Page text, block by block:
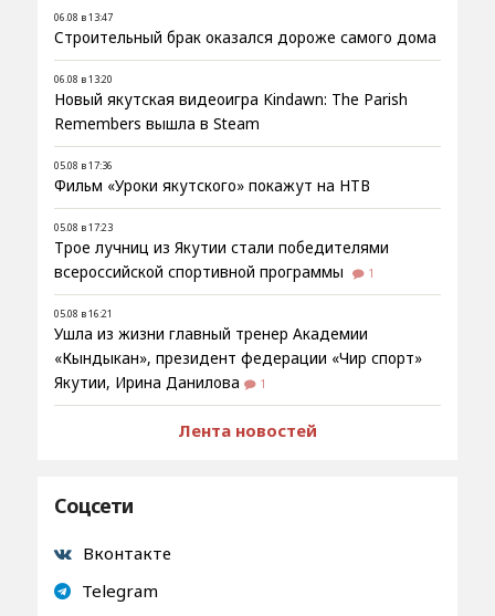
06.08 в 13:47
Строительный брак оказался дороже самого дома
06.08 в 13:20
Новый якутская видеоигра Kindawn: The Parish
Remembers вышла в Steam
05.08 в 17:36
Фильм «Уроки якутского» покажут на НТВ
05.08 в 17:23
Трое лучниц из Якутии стали победителями
всероссийской спортивной программы
1
05.08 в 16:21
Ушла из жизни главный тренер Академии
«Кындыкан», президент федерации «Чир спорт»
Якутии, Ирина Данилова
1
Лента новостей
Соцсети
Вконтакте
Telegram